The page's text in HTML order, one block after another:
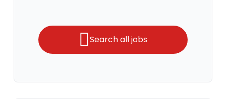
Search all jobs